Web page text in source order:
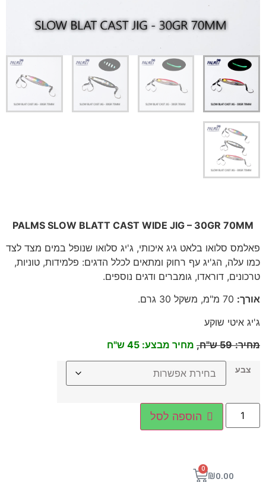
PALMS SLOW BLATT CAST WIDE JIG – 30GR 70MM
פאלמס סלואו בלאט גיג איכותי, ג'יג סלואו שנופל במים מצד לצד
כמו עלה, הג'יג עף רחוק ומתאים לכלל הדגים: פלמידות, טוניות,
טרכונים, דוראדו, גומברים ודגים נוספים.
אורך: מ"מ, משקל 30 גרם
.
ג'יג איטי שוקע
מחיר:
59 ש"ח, מחיר מבצע: 45 ש"ח
צבע
הוספה לסל
₪0.00
0